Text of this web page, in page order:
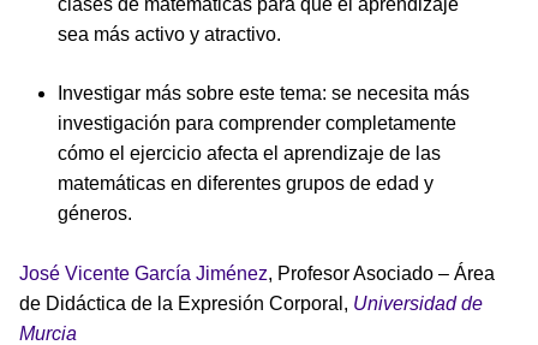
sea más activo y atractivo.
Investigar más sobre este tema: se necesita más
investigación para comprender completamente
cómo el ejercicio afecta el aprendizaje de las
matemáticas en diferentes grupos de edad y
géneros.
José Vicente García Jiménez, Profesor Asociado – Área
de Didáctica de la Expresión Corporal, Universidad de
Murcia